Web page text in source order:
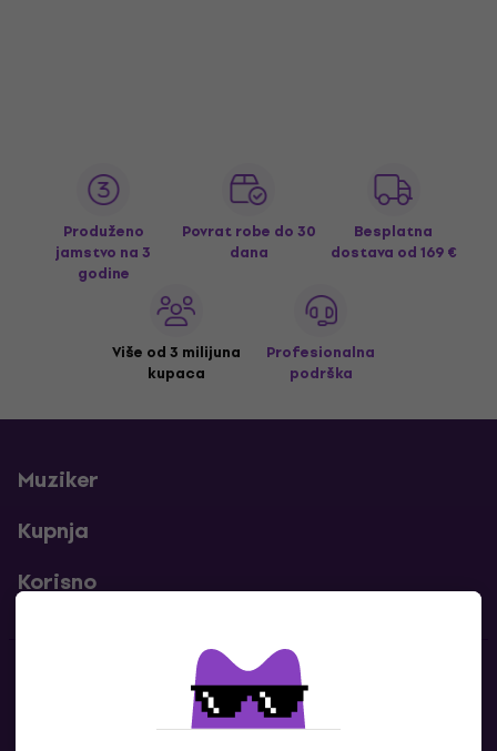
Produženo
jamstvo na 3
godine
Povrat robe do 30
dana
Besplatna
dostava od 169 €
Više od 3 milijuna
kupaca
Profesionalna
podrška
Muziker
Kupnja
Korisno
Kontakti
Javi nam se